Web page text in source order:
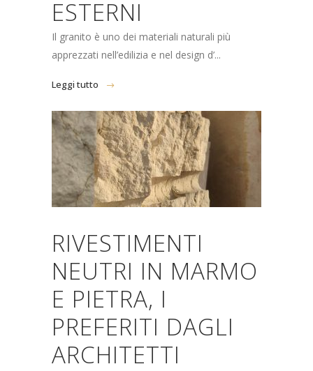
ESTERNI
Il granito è uno dei materiali naturali più
apprezzati nell’edilizia e nel design d’...
Leggi tutto
RIVESTIMENTI
NEUTRI IN MARMO
E PIETRA, I
PREFERITI DAGLI
ARCHITETTI